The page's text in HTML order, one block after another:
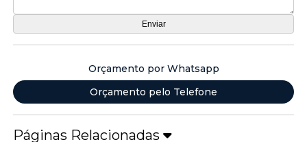
Orçamento por Whatsapp
Orçamento pelo Telefone
Páginas Relacionadas